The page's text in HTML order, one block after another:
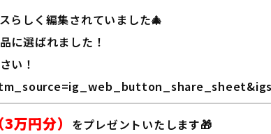
らしく編集されていました🎄
に選ばれました！
い！
万円分）
をプレゼントいたします🎁